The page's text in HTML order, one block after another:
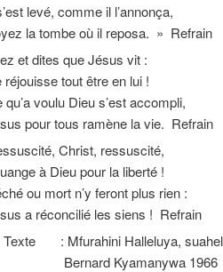
levé, comme il l’annonça,
la tombe où il reposa. » Refrain
et dites que Jésus vit :
tout être en lui !
voulu Dieu s’est accompli,
pour tous ramène la vie. Refrain
Christ, ressuscité,
à Dieu pour la liberté !
ou mort n’y feront plus rien :
a réconcilié les siens ! Refrain
: Mfurahini Halleluya,
Kyamanywa 1966